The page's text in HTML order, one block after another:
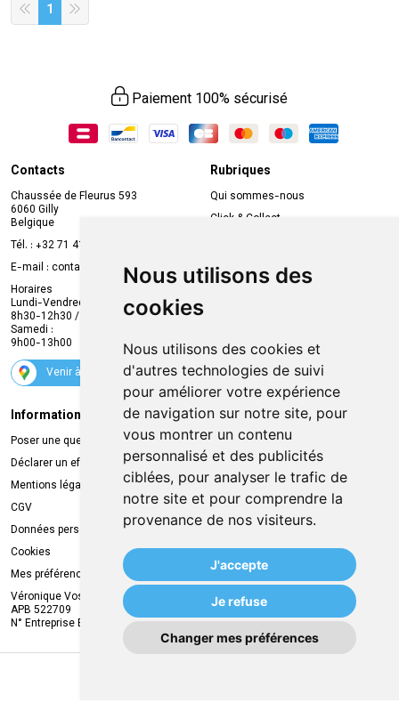
Nous utilisons des
cookies
Nous utilisons des cookies et
d'autres technologies de suivi
pour améliorer votre expérience
de navigation sur notre site, pour
vous montrer un contenu
personnalisé et des publicités
ciblées, pour analyser le trafic de
notre site et pour comprendre la
provenance de nos visiteurs.
J'accepte
Je refuse
Changer mes préférences
1
Paiement 100% sécurisé
Contacts
Chaussée de Fleurus 593
6060 Gilly
Belgique
Tél. : +32 71 41 32 10
E-mail : contact
mvapharma.be
Horaires
Lundi-Vendredi :
8h30-12h30 / 13h30-18h30
Samedi :
9h00-13h00
Venir à la pharmacie
Rubriques
Qui sommes-nous
Click & Collect
Compte professionnel
Envoi d’ordonnance
Suivez-nous
Informations légales
Poser une question
Déclarer un effet indésirable
Mentions légales
CGV
Données personnelles
Cookies
Mes préférences Cookies
Véronique Vos
APB 522709
N° Entreprise BE0749.944.612
Livraison
Retrait à la pharmacie
Livraison chez vous
Livraison dans un Point Relais